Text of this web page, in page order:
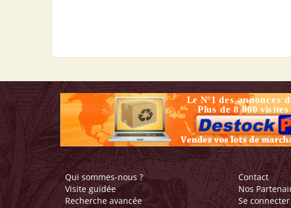
Qui sommes-nous ?
Visite guidée
Recherche avancée
Contact
Nos
Se connecter